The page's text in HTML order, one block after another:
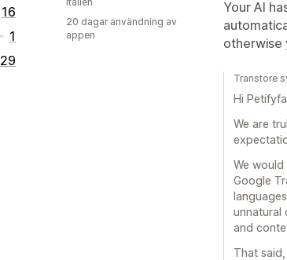
16
1
29
Your AI
otherwise
20 dagar användning av
appen
Transtore
Hi
We are
We
Google
unnatural
and
That